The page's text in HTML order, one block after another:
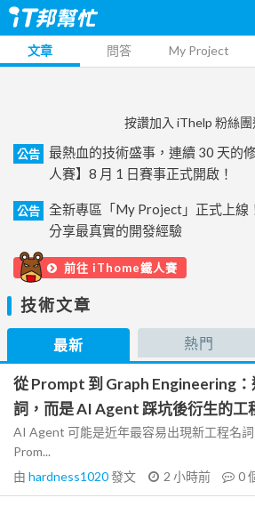
文章 問答 My Project
按讚加入 iThelp 粉絲團
公告
最熱血的技術盛事，連續 30 天的
人賽】8 月 1 日賽事正式開啟！
公告
全新專區「My Project」正式上線
分享最真實的開發經驗
前往 iThome鐵人賽
技術文章
最新 熱門
從 Prompt 到 Graph Engineering：
詞，而是 AI Agent 踩坑後衍生的工
AI Agent 可能是近年最容易出現新工程名
Prom...
由 hardness1020發文 2 小時前 0